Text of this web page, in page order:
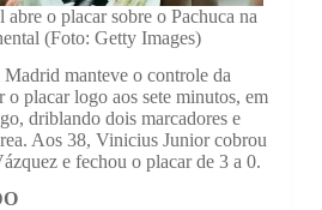
o placar sobre o Pachuca na
(Foto: Getty Images)
manteve o controle da
o placar logo aos sete minutos, em
driblando dois marcadores e
Aos 38, Vinicius Junior cobrou
e fechou o placar de 3 a 0.